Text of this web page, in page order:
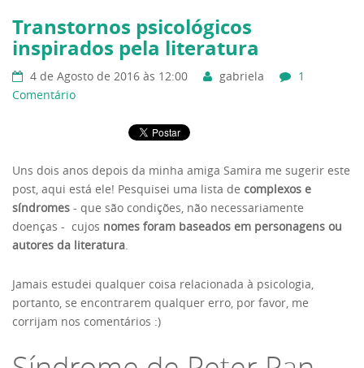
Transtornos psicológicos
inspirados pela literatura
4 de Agosto de 2016 às 12:00 gabriela
1
Comentário
Uns dois anos depois da minha amiga Samira me sugerir este
post, aqui está ele! Pesquisei uma lista de complexos e
síndromes - que são condições, não necessariamente
doenças - cujos nomes foram baseados em personagens ou
autores da literatura.
Jamais estudei qualquer coisa relacionada à psicologia,
portanto, se encontrarem qualquer erro, por favor, me
corrijam nos comentários :)